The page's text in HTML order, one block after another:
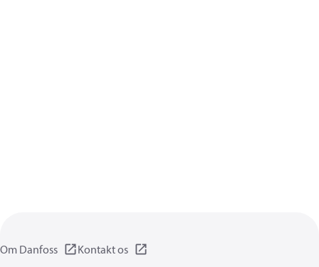
Om Danfoss Kontakt os